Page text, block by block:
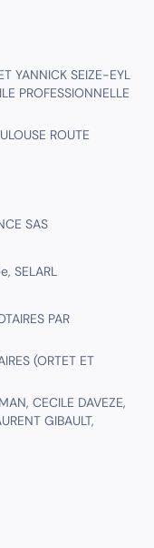
YANNICK SEIZE-EYL
PROFESSIONNELLE
ROUTE
SAS
SELARL
PAR
(ORTET ET
CECILE DAVEZE,
GIBAULT,